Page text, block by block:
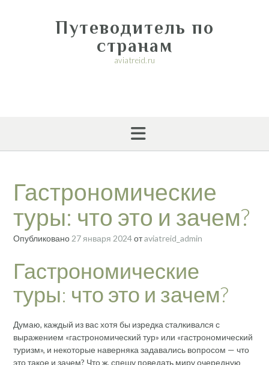
Путеводитель по
странам
aviatreid.ru
Гастрономические
туры: что это и зачем?
Опубликовано 27 января 2024отaviatreid_admin
Гастрономические
туры: что это и зачем?
Думаю, каждый из вас хотя бы изредка сталкивался с
выражением «гастрономический тур» или «гастрономический
туризм», и некоторые наверняка задавались вопросом — что
это такое и зачем? Что ж, спешу поведать миру очередную